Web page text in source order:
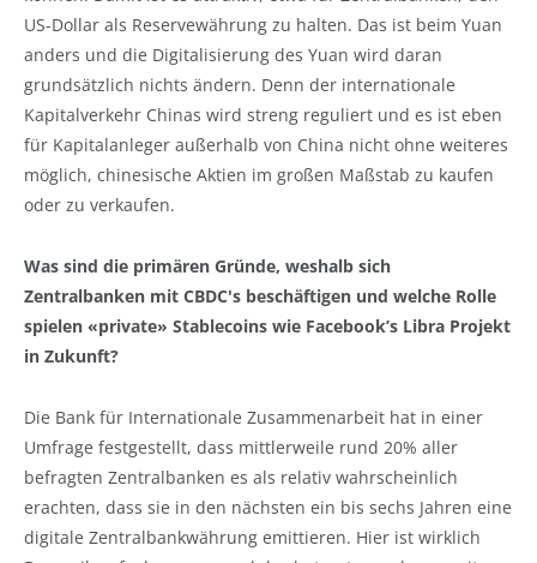
US-Dollar als Reservewährung zu halten. Das ist beim Yuan
anders und die Digitalisierung des Yuan wird daran
grundsätzlich nichts ändern. Denn der internationale
Kapitalverkehr Chinas wird streng reguliert und es ist eben
für Kapitalanleger außerhalb von China nicht ohne weiteres
möglich, chinesische Aktien im großen Maßstab zu kaufen
oder zu verkaufen.
Was sind die primären Gründe, weshalb sich
Zentralbanken mit CBDC's beschäftigen und welche Rolle
spielen «private» Stablecoins wie Facebook’s Libra Projekt
in Zukunft?
Die Bank für Internationale Zusammenarbeit hat in einer
Umfrage festgestellt, dass mittlerweile rund 20% aller
befragten Zentralbanken es als relativ wahrscheinlich
erachten, dass sie in den nächsten ein bis sechs Jahren eine
digitale Zentralbankwährung emittieren. Hier ist wirklich